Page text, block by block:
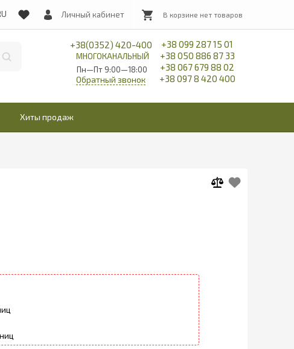
Личный кабинет
+38(0352) 420-400
МНОГОКАНАЛЬНЫЙ
Пн—Пт 9:00—18:00
+38 099 287 15 01
+38 050 886 87 33
+38 067 679 88 02
+38 097 8 420 400
Обратный звонок
Хиты продаж